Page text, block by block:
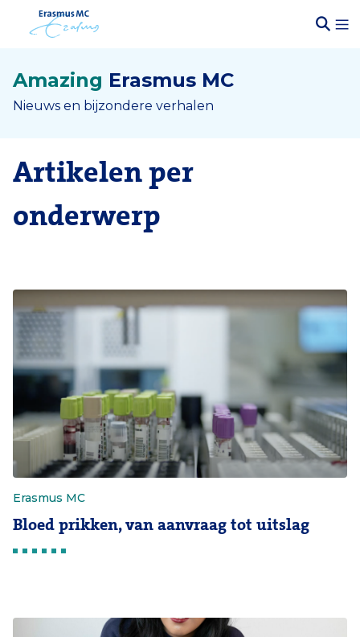
Amazing Erasmus MC
Nieuws en bijzondere verhalen
Artikelen per
onderwerp
Erasmus MC
Bloed prikken, van aanvraag tot uitslag